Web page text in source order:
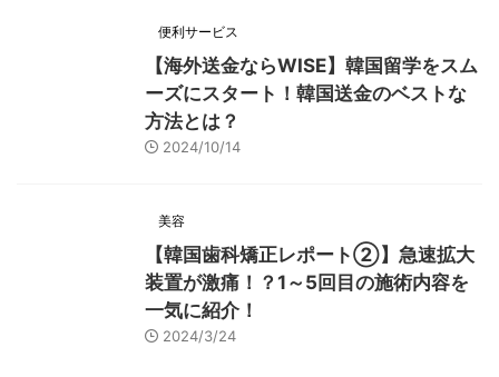
便利サービス
【海外送金ならWISE】韓国留学をスム
ーズにスタート！韓国送金のベストな
方法とは？
2024/10/14
美容
【韓国歯科矯正レポート➁】急速拡大
装置が激痛！？1～5回目の施術内容を
一気に紹介！
2024/3/24